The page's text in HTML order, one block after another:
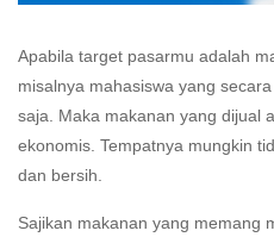
Apabila target pasarmu adalah
misalnya mahasiswa yang
saja. Maka makanan yang dijual
ekonomis. Tempatnya mungkin
dan bersih.
Sajikan makanan yang memang